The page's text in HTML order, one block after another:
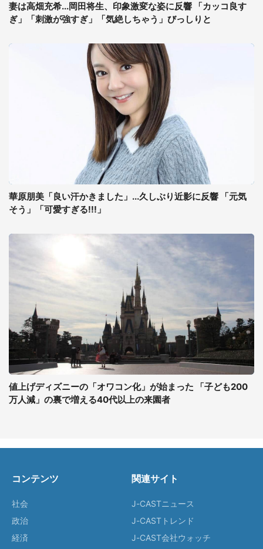
妻は高畑充希...岡田将生、印象激変な姿に反響 「カッコ良す
ぎ」「刺激が強すぎ」「気絶しちゃう」びっしりと
華原朋美「良い汗かきました」...久しぶり近影に反響 「元気
そう」「可愛すぎる!!!」
値上げディズニーの「オワコン化」が始まった 「子ども200
万人減」の裏で増える40代以上の来園者
コンテンツ
社会
政治
経済
関連サイト
J-CASTニュース
J-CASTトレンド
J-CAST会社ウォッチ